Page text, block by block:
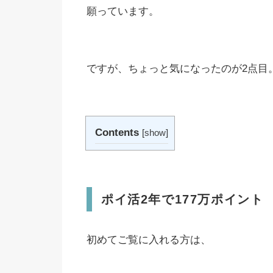
願っています。
ですが、ちょっと気になったのが2点目
Contents [show]
ポイ活2年で177万ポイント
初めてご覧に入れる方は、